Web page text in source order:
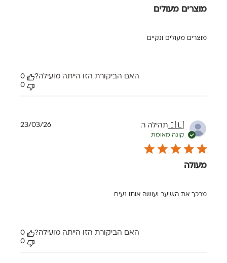
מוצרים מעולים
מוצרים מעולים ונקיים
האם הביקורת הזו הייתה מועילה?
0
0
🇮🇱תהילה ר.
קונה מאומת
מעולה
מרכך את השיער ועושה אותו נעים
תאריך23/03/26
האם הביקורת הזו הייתה מועילה?
0
0